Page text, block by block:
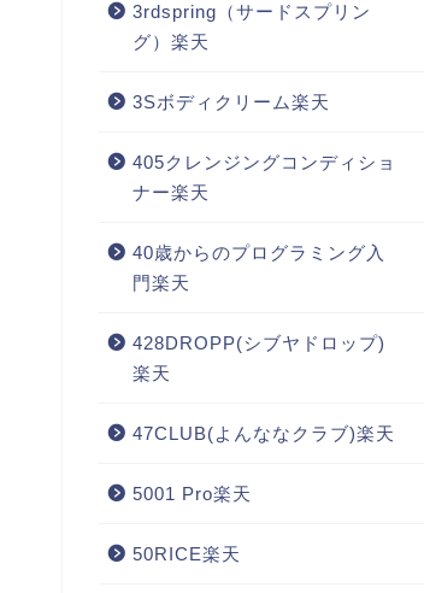
3rdspring（サードスプリン
グ）楽天
3Sボディクリーム楽天
405クレンジングコンディショ
ナー楽天
40歳からのプログラミング入
門楽天
428DROPP(シブヤドロップ)
楽天
47CLUB(よんななクラブ)楽天
5001 Pro楽天
50RICE楽天